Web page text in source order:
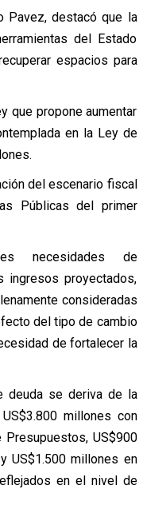
Pavez, destacó que la
del Estado
espacios para
que propone aumentar
en la Ley de
del escenario fiscal
Públicas del primer
necesidades de
ingresos proyectados,
consideradas
del tipo de cambio
de fortalecer la
deuda se deriva de la
millones con
US$900
US$1.500 millones en
en el nivel de